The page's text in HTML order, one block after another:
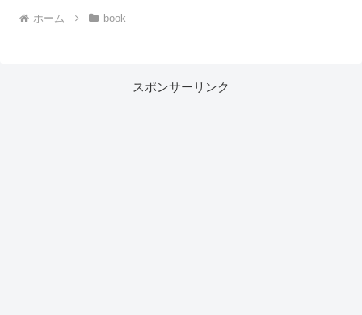
ホーム book
スポンサーリンク